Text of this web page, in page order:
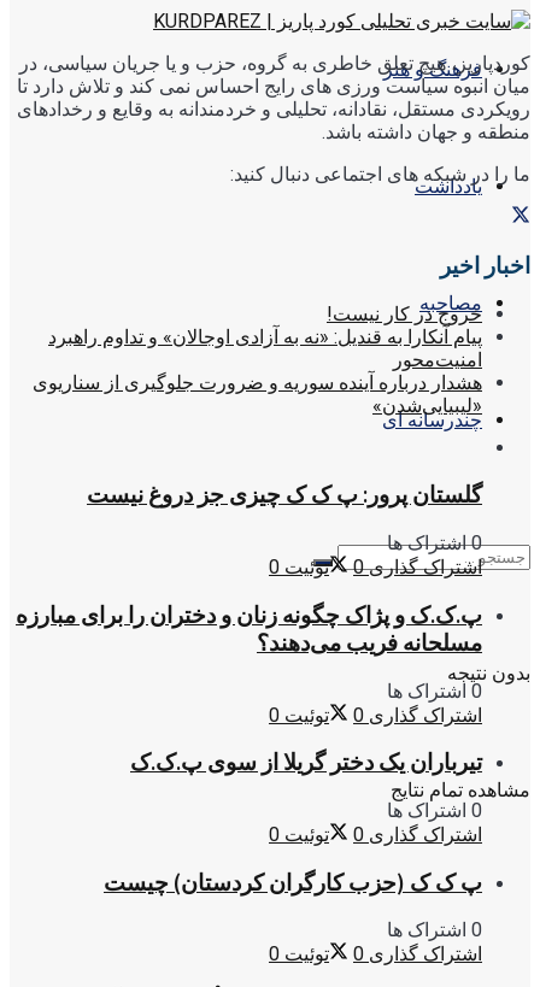
فرهنگ و هنر
یادداشت
مصاحبه
چندرسانه ای
بدون نتیجه
مشاهده تمام نتایج
کوردپاریز، هیچ تعلق خاطری به گروه، حزب و یا جریان سیاسی، در
میان انبوه سیاست ورزی های رایج احساس نمی کند و تلاش دارد تا
رویکردی مستقل، نقادانه، تحلیلی و خردمندانه به وقایع و رخدادهای
منطقه و جهان داشته باشد.
ما را در شبکه های اجتماعی دنبال کنید:
اخبار اخیر
خروج در کار نیست!
پیام آنکارا به قندیل: «نه به آزادی اوجالان» و تداوم راهبرد
امنیت‌محور
هشدار درباره آینده سوریه و ضرورت جلوگیری از سناریوی
«لیبیایی‌شدن»
گلستان پرور: پ ک ک چیزی جز دروغ نیست
0 اشتراک ها
اشتراک گذاری 0 توئیت 0
پ.ک.ک و پژاک چگونه زنان و دختران را برای مبارزه
مسلحانه فریب می‌دهند؟
0 اشتراک ها
اشتراک گذاری 0 توئیت 0
تیرباران یک دختر گریلا از سوی پ.ک.ک
0 اشتراک ها
اشتراک گذاری 0 توئیت 0
پ ک ک (حزب کارگران کردستان) چیست
0 اشتراک ها
اشتراک گذاری 0 توئیت 0